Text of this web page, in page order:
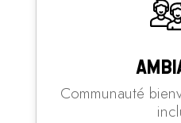
Communauté